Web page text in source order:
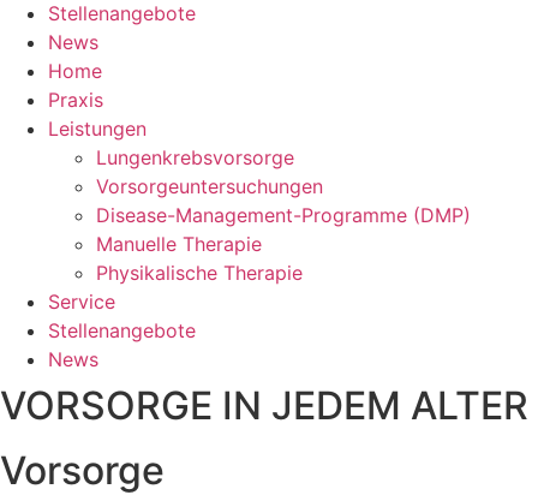
Stellenangebote
News
Home
Praxis
Leistungen
Lungenkrebsvorsorge
Vorsorgeuntersuchungen
Disease-Management-Programme (DMP)
Manuelle Therapie
Physikalische Therapie
Service
Stellenangebote
News
VORSORGE IN JEDEM ALTER
Vorsorge